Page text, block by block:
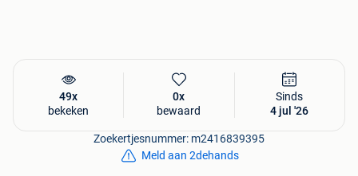
49x
bekeken
0x
bewaard
Sinds
4 jul '26
Zoekertjesnummer: m2416839395
Meld aan 2dehands